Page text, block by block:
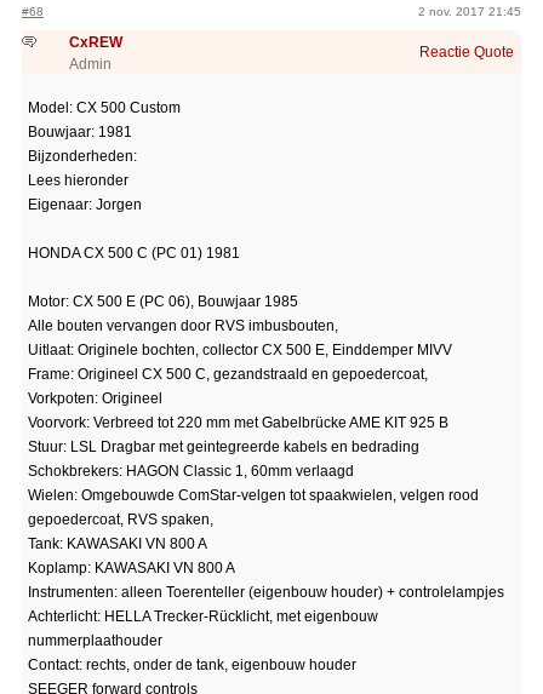
#68 2 nov. 2017 21:45
CxREW
Admin
Reactie Quote
Model: CX 500 Custom
Bouwjaar: 1981
Bijzonderheden:
Lees hieronder
Eigenaar: Jorgen
HONDA CX 500 C (PC 01) 1981
Motor: CX 500 E (PC 06), Bouwjaar 1985
Alle bouten vervangen door RVS imbusbouten,
Uitlaat: Originele bochten, collector CX 500 E, Einddemper MIVV
Frame: Origineel CX 500 C, gezandstraald en gepoedercoat,
Vorkpoten: Origineel
Voorvork: Verbreed tot 220 mm met Gabelbrücke AME KIT 925 B
Stuur: LSL Dragbar met geintegreerde kabels en bedrading
Schokbrekers: HAGON Classic 1, 60mm verlaagd
Wielen: Omgebouwde ComStar-velgen tot spaakwielen, velgen rood
gepoedercoat, RVS spaken,
Tank: KAWASAKI VN 800 A
Koplamp: KAWASAKI VN 800 A
Instrumenten: alleen Toerenteller (eigenbouw houder) + controlelampjes
Achterlicht: HELLA Trecker-Rücklicht, met eigenbouw
nummerplaathouder
Contact: rechts, onder de tank, eigenbouw houder
SEEGER forward controls